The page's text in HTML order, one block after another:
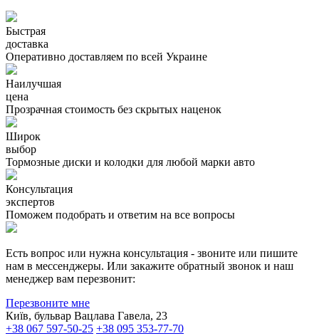
Быстрая
доставка
Оперативно доставляем по всей Украине
Наилучшая
цена
Прозрачная стоимость без скрытых наценок
Широк
выбор
Тормозные диски и колодки для любой марки авто
Консультация
экспертов
Поможем подобрать и ответим на все вопросы
Есть вопрос или нужна консультация - звоните или пишите
нам в мессенджеры. Или закажите обратный звонок и наш
менеджер вам перезвонит:
Перезвоните мне
Київ, бульвар Вацлава Гавела, 23
+38 067 597-50-25 +38 095 353-77-70